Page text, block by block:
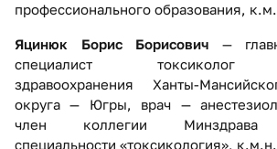
профессионального образования,
Яцинюк Борис Борисович —
специалист токсиколог
здравоохранения Ханты-
округа — Югры, врач —
член коллегии
специальности «токсикология»,